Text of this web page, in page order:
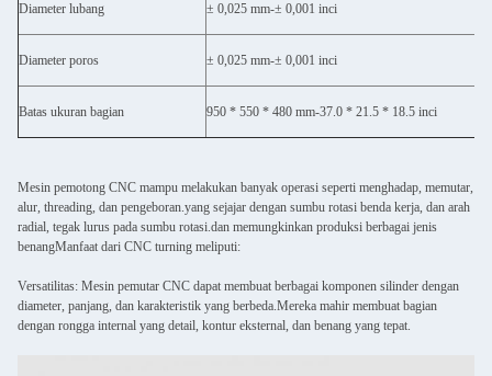
Diameter lubang ± 0,025 mm-± 0,001 inci
Diameter poros ± 0,025 mm-± 0,001 inci
Batas ukuran bagian 950 * 550 * 480 mm-37.0 * 21.5 * 18.5 inci
Mesin pemotong CNC mampu melakukan banyak operasi seperti menghadap, memutar,
alur, threading, dan pengeboran.yang sejajar dengan sumbu rotasi benda kerja, dan arah
radial, tegak lurus pada sumbu rotasi.dan memungkinkan produksi berbagai jenis
benangManfaat dari CNC turning meliputi:
Versatilitas: Mesin pemutar CNC dapat membuat berbagai komponen silinder dengan
diameter, panjang, dan karakteristik yang berbeda.Mereka mahir membuat bagian
dengan rongga internal yang detail, kontur eksternal, dan benang yang tepat.